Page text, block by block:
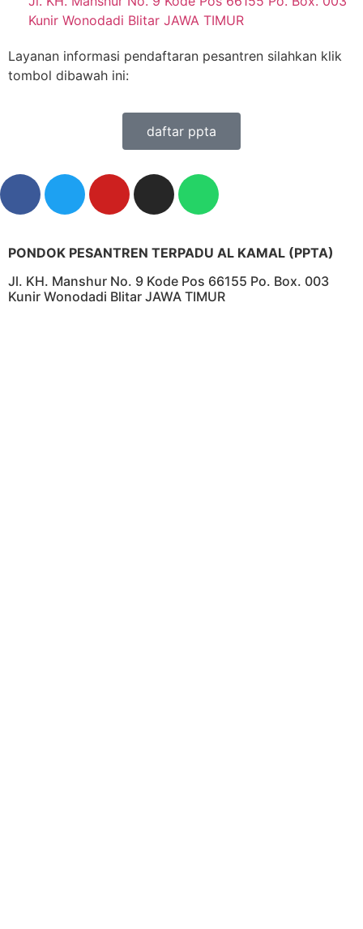
Kunir Wonodadi Blitar JAWA TIMUR
Layanan informasi pendaftaran pesantren silahkan klik
tombol dibawah ini:
daftar ppta
PONDOK PESANTREN TERPADU AL KAMAL (PPTA)
Jl. KH. Manshur No. 9 Kode Pos 66155 Po. Box. 003
Kunir Wonodadi Blitar JAWA TIMUR